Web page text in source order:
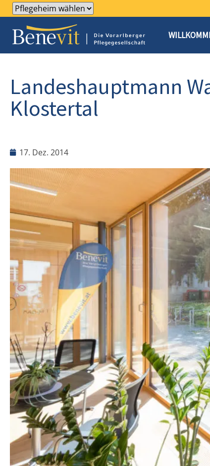
Landeshauptmann
Klostertal
17. Dez. 2014